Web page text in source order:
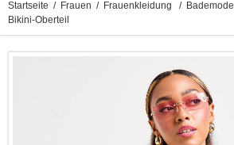
Startseite / Frauen / Frauenkleidung / Bademode
Bikini-Oberteil